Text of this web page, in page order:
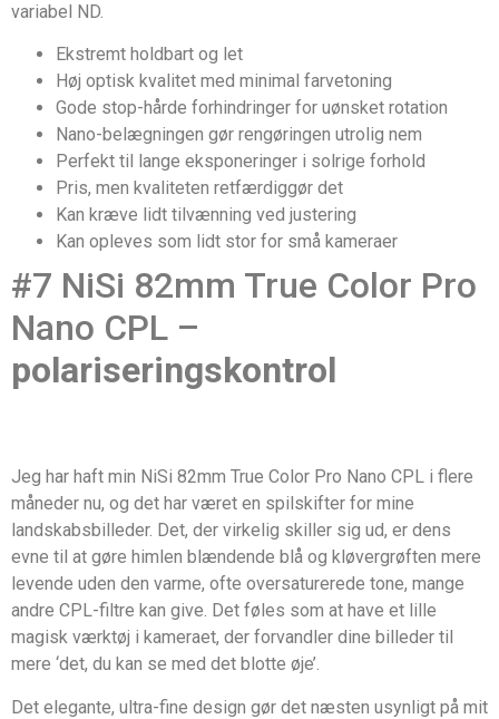
variabel ND.
Ekstremt holdbart og let
Høj optisk kvalitet med minimal farvetoning
Gode stop-hårde forhindringer for uønsket rotation
Nano-belægningen gør rengøringen utrolig nem
Perfekt til lange eksponeringer i solrige forhold
Pris, men kvaliteten retfærdiggør det
Kan kræve lidt tilvænning ved justering
Kan opleves som lidt stor for små kameraer
#7 NiSi 82mm True Color Pro
Nano CPL –
polariseringskontrol
Jeg har haft min NiSi 82mm True Color Pro Nano CPL i flere
måneder nu, og det har været en spilskifter for mine
landskabsbilleder. Det, der virkelig skiller sig ud, er dens
evne til at gøre himlen blændende blå og kløvergrøften mere
levende uden den varme, ofte oversaturerede tone, mange
andre CPL-filtre kan give. Det føles som at have et lille
magisk værktøj i kameraet, der forvandler dine billeder til
mere ‘det, du kan se med det blotte øje’.
Det elegante, ultra-fine design gør det næsten usynligt på mit